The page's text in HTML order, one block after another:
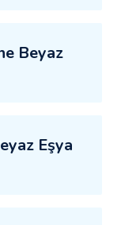
Beyaz
Eşya